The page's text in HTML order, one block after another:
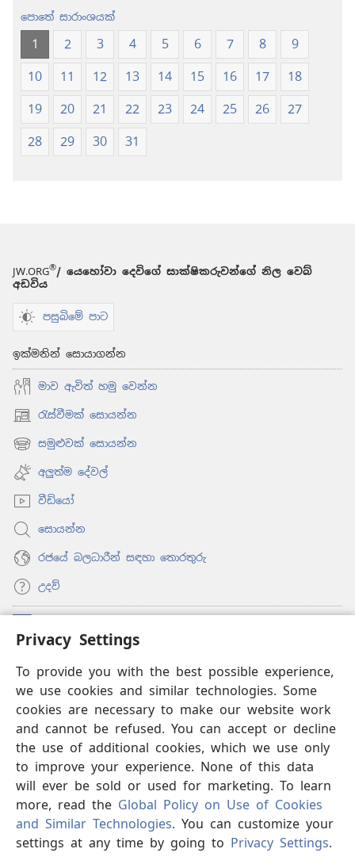
Privacy Settings
To provide you with the best possible experience,
we use cookies and similar technologies. Some
cookies are necessary to make our website work
and cannot be refused. You can accept or decline
the use of additional cookies, which we use only
to improve your experience. None of this data
will ever be sold or used for marketing. To learn
more, read the Global Policy on Use of Cookies
and Similar Technologies. You can customize your
settings at any time by going to Privacy Settings.
(2024(2024
පොතේ සාරාංශයක්
1 2 3 4 5 6 7 8
9
10
11 12 13 14 15 16 17
18
19
20 21 22 23 24 25 26
27
28
29 30 31
JW.ORG®/ යෙහෝවා දෙවිගේ සාක්ෂිකරුවන්ගේ නිල වෙබ්
අඩවිය
පසුබිමේ පාට
ඉක්මනින් සොයාගන්න
මාව ඇවිත් හමු වෙන්න
රැස්වීමක් සොයන්න
(opens
new
window)
සමුළුවක් සොයන්න
(opens
new
window)
අලුත්ම දේවල්
වීඩියෝ
සොයන්න
රජයේ බලධාරීන් සඳහා තොරතුරු
උදව්
(opens
new
ඔන්ලයින් ලයිබ්‍රරි
(opens
new
window)JW Hub
(opens
new
window)‘JW ලයිබ්‍රරි’
Copyright© 2026 Watch Tower Bible and Tract Society of Pennsylvania.
භාවිත කිරීමේ නීති |පෞද්ගලික තොරතුරු රැකීම |PRIVACY
SETTINGS